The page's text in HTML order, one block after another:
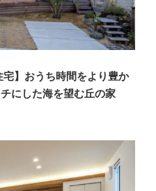
宅】おうち時間をより豊か
にした海を望む丘の家